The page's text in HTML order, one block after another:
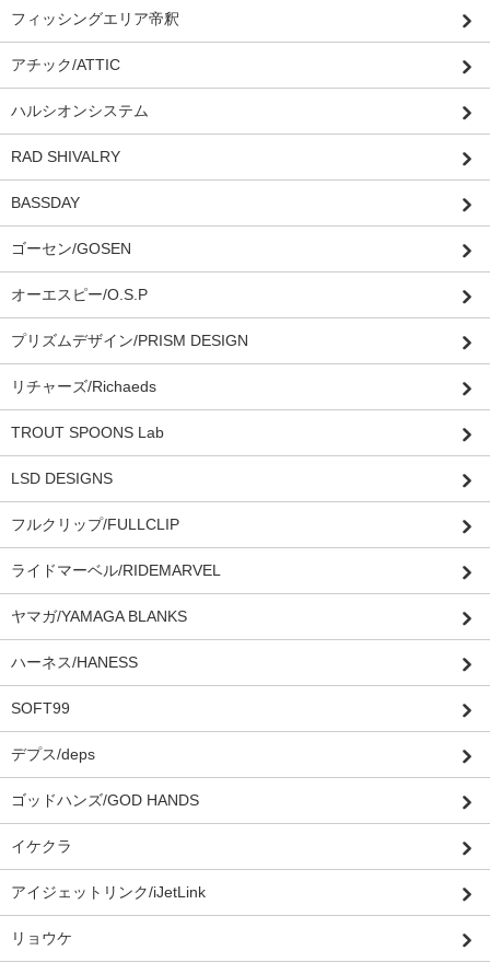
フィッシングエリア帝釈
アチック/ATTIC
ハルシオンシステム
RAD SHIVALRY
BASSDAY
ゴーセン/GOSEN
オーエスピー/O.S.P
プリズムデザイン/PRISM DESIGN
リチャーズ/Richaeds
TROUT SPOONS Lab
LSD DESIGNS
フルクリップ/FULLCLIP
ライドマーベル/RIDEMARVEL
ヤマガ/YAMAGA BLANKS
ハーネス/HANESS
SOFT99
デプス/deps
ゴッドハンズ/GOD HANDS
イケクラ
アイジェットリンク/iJetLink
リョウケ